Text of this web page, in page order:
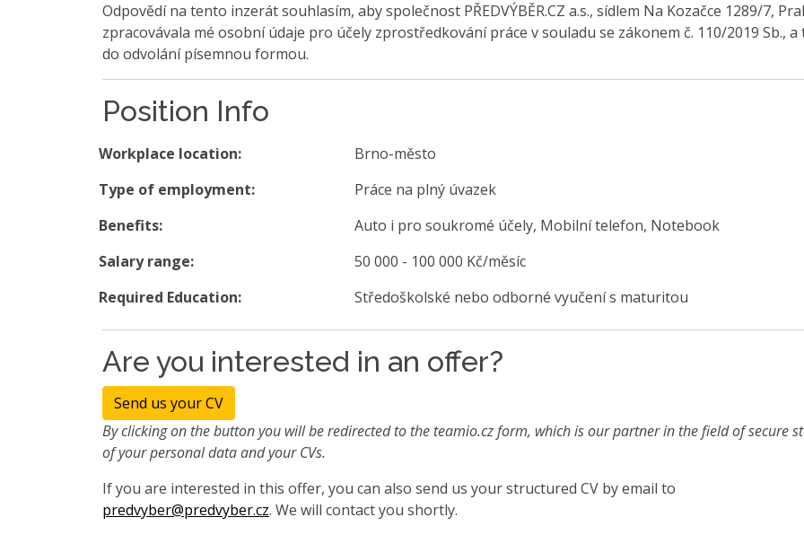
Odpovědí na tento inzerát souhlasím, aby společnost PŘEDVÝBĚR.CZ a.s., sídlem Na Kozačce 1289/7,
zpracovávala mé osobní údaje pro účely zprostředkování práce v souladu se zákonem č. 110/2019 Sb., a
do odvolání písemnou formou.
Position Info
Workplace location:
Brno-město
Type of employment:
Práce na plný úvazek
Benefits:
Auto i pro soukromé účely, Mobilní telefon, Notebook
Salary range:
50 000 - 100 000 Kč/měsíc
Required Education:
Středoškolské nebo odborné vyučení s maturitou
Are you interested in an offer?
Send us your CV
By clicking on the button you will be redirected to the teamio.cz form, which is our partner in the field of secure
of your personal data and your CVs.
If you are interested in this offer, you can also send us your structured CV by email to
predvyber@predvyber.cz. We will contact you shortly.